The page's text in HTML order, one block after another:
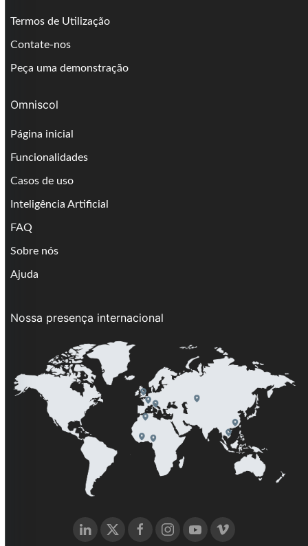
Termos de Utilização
Contate-nos
Peça uma demonstração
Omniscol
Página inicial
Funcionalidades
Casos de uso
Inteligência Artificial
FAQ
Sobre nós
Ajuda
Nossa presença internacional